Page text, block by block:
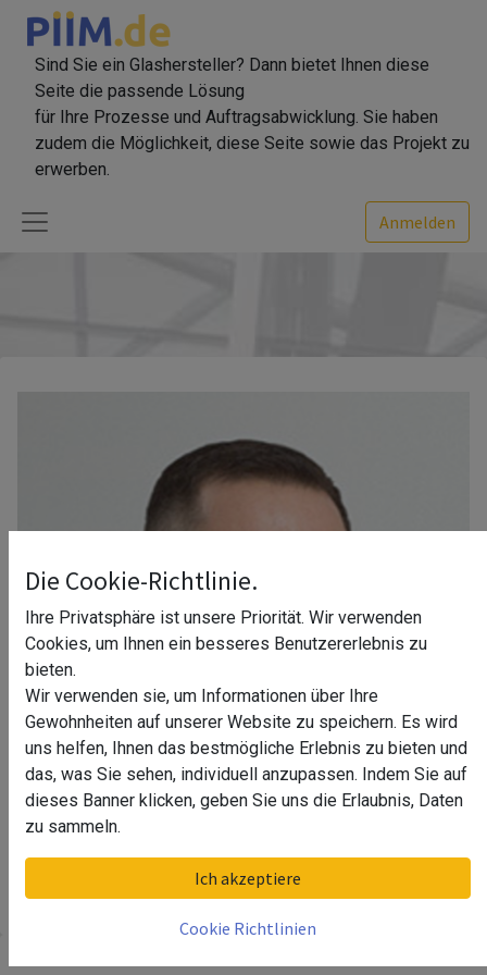
Sind Sie ein Glashersteller? Dann bietet Ihnen diese
Seite die passende Lösung
für Ihre Prozesse und Auftragsabwicklung. Sie haben
zudem die Möglichkeit, diese Seite sowie das Projekt zu
erwerben.
Anmelden
Ihr Berater in Köln
Die Cookie-Richtlinie.
Ihre Privatsphäre ist unsere Priorität. Wir verwenden
Cookies, um Ihnen ein besseres Benutzererlebnis zu
bieten.
Wir verwenden sie, um Informationen über Ihre
Gewohnheiten auf unserer Website zu speichern. Es wird
uns helfen, Ihnen das bestmögliche Erlebnis zu bieten und
das, was Sie sehen, individuell anzupassen. Indem Sie auf
dieses Banner klicken, geben Sie uns die Erlaubnis, Daten
zu sammeln.
Ich akzeptiere
Cookie Richtlinien